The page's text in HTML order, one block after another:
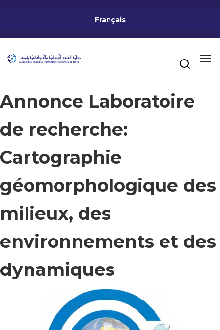
Français
Annonce Laboratoire
de recherche:
Cartographie
géomorphologique des
milieux, des
environnements et des
dynamiques